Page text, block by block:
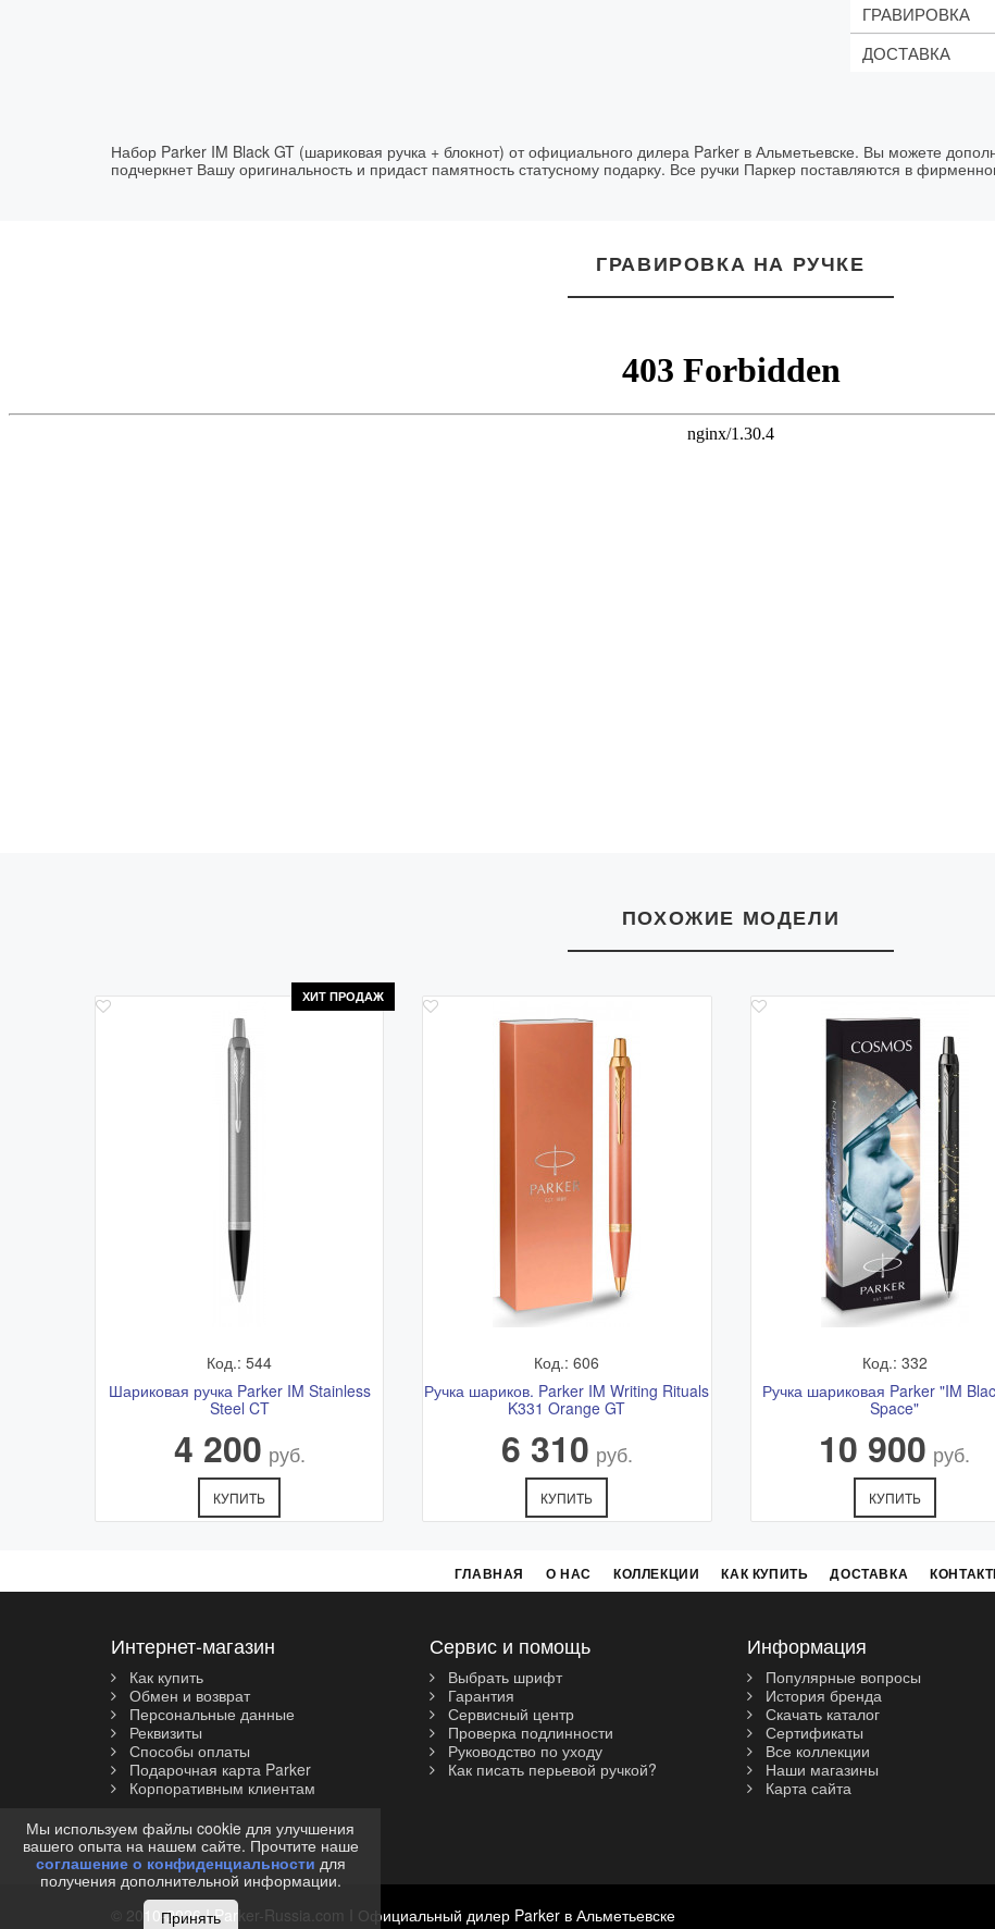
Блокнот
2 года
ГРАВИРОВКА
Стоимость:
ДОСТАВКА
Набор Parker IM Black GT (шариковая ручка + блокнот) от официального дилера Parker в Альметьевске. Вы можете
подчеркнет Вашу оригинальность и придаст памятность статусному подарку. Все ручки Паркер поставляются в
ГРАВИРОВКА НА РУЧКЕ
ПОХОЖИЕ МОДЕЛИ
ХИТ ПРОДАЖ
Код.: 544
Шариковая ручка Parker IM Stainless
Steel CT
4 200 руб.
КУПИТЬ
Код.: 606
Ручка шариков. Parker IM Writing Rituals
K331 Orange GT
6 310 руб.
КУПИТЬ
Код.: 332
Ручка шариковая Parker "IM
Space"
10 900 руб.
КУПИТЬ
ГЛАВНАЯ О НАС КОЛЛЕКЦИИ КАК КУПИТЬ ДОСТАВКА
Интернет-магазин
Как купить
Обмен и возврат
Персональные данные
Реквизиты
Способы оплаты
Подарочная карта Parker
Корпоративным клиентам
Сервис и помощь
Выбрать шрифт
Гарантия
Сервисный центр
Проверка подлинности
Руководство по уходу
Как писать перьевой ручкой?
Информация
Популярные вопросы
История бренда
Скачать каталог
Сертификаты
Все коллекции
Наши магазины
Карта сайта
© 2010-2026 I Parker-Russia.com I Официальный дилер Parker в Альметьевске
Мы используем файлы cookie для улучшения
вашего опыта на нашем сайте. Прочтите наше
соглашение о конфиденциальности для
получения дополнительной информации.
Принять